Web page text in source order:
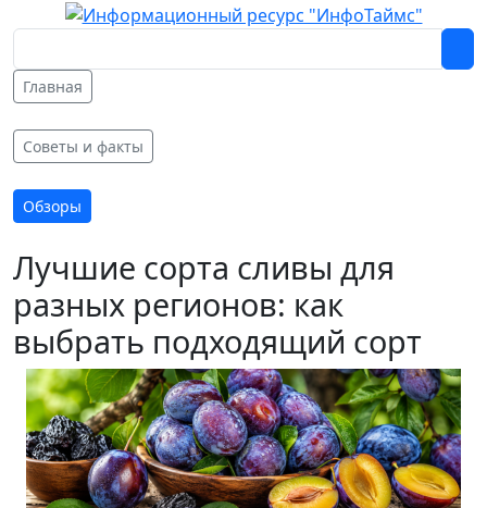
Главная
Советы и факты
Обзоры
Лучшие сорта сливы для
разных регионов: как
выбрать подходящий сорт